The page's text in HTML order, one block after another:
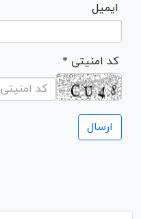
ایمیل
* کد امنیتی